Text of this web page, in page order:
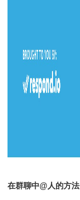
在群聊中@人的方法